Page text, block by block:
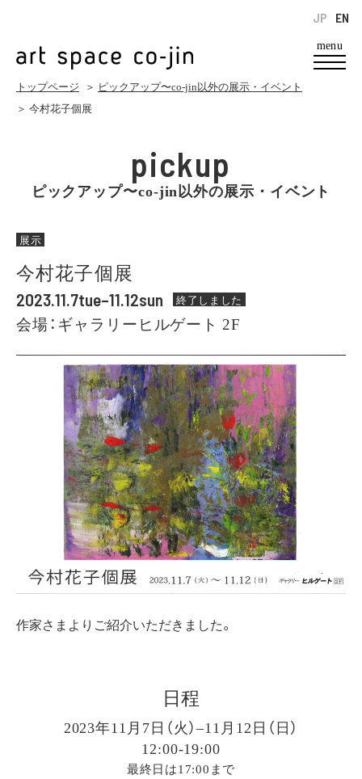
menu
EN
JP
トップページ ＞ ピックアップ〜co-jin以外の展示・イベント
＞ 今村花子個展
pickup
ピックアップ〜co-jin以外の展示・イベント
展示
今村花子個展
2023.11.7tue–11.12sun 終了しました
会場：ギャラリーヒルゲート 2F
作家さまよりご紹介いただきました。
日程
2023年11月7日（火）–11月12日（日）
12:00-19:00
最終日は17:00まで